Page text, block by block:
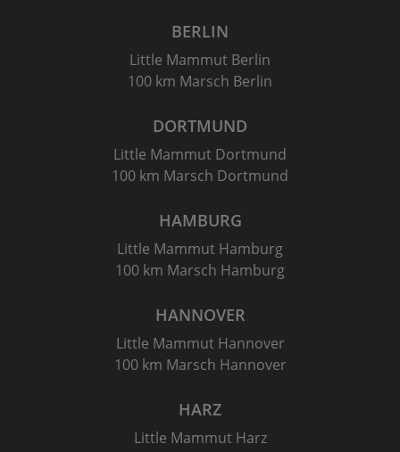
BERLIN
Little Mammut Berlin
100 km Marsch Berlin
DORTMUND
Little Mammut Dortmund
100 km Marsch Dortmund
HAMBURG
Little Mammut Hamburg
100 km Marsch Hamburg
HANNOVER
Little Mammut Hannover
100 km Marsch Hannover
HARZ
Little Mammut Harz